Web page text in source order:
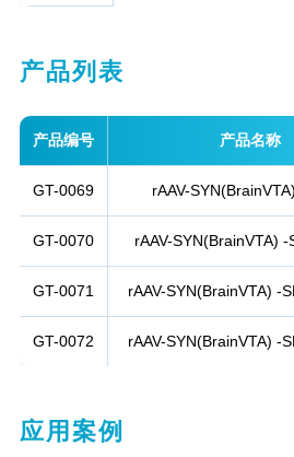
产品列表
产品编号 产品名称
GT-0069 rAAV-
GT-0070 rAAV-SYN(BrainVTA) -
GT-0071 rAAV-SYN(BrainVTA) -
GT-0072 rAAV-SYN(BrainVTA) -
应用案例